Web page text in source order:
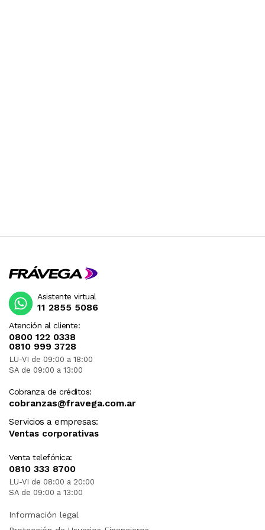
Atención al cliente:
0800 122 0338
0810 999 3728
LU-VI de 09:00 a 18:00
SA de 09:00 a 13:00
Cobranza de créditos:
cobranzas@fravega.com.ar
Servicios a empresas:
Ventas corporativas
Venta telefónica:
0810 333 8700
LU-VI de 08:00 a 20:00
SA de 09:00 a 13:00
Asistente virtual
11 2855 5086
Información legal